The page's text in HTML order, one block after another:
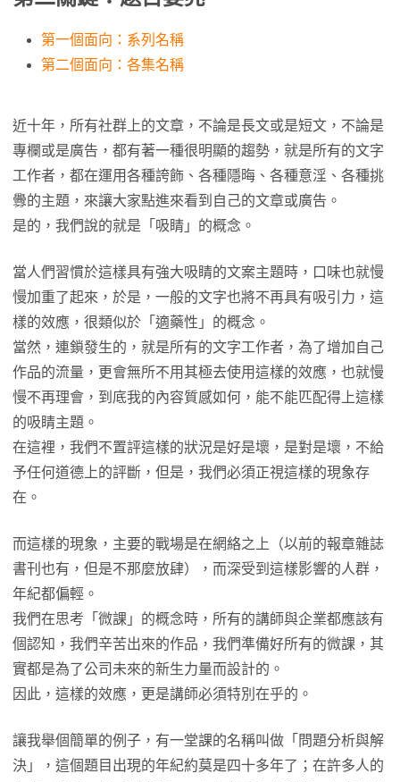
第一個面向：系列名稱
第二個面向：各集名稱
近十年，所有社群上的文章，不論是長文或是短文，不論是
專欄或是廣告，都有著一種很明顯的趨勢，就是所有的文字
工作者，都在運用各種誇飾、各種隱晦、各種意淫、各種挑
釁的主題，來讓大家點進來看到自己的文章或廣告。
是的，我們說的就是「吸睛」的概念。
當人們習慣於這樣具有強大吸睛的文案主題時，口味也就慢
慢加重了起來，於是，一般的文字也將不再具有吸引力，這
樣的效應，很類似於「適藥性」的概念。
當然，連鎖發生的，就是所有的文字工作者，為了增加自己
作品的流量，更會無所不用其極去使用這樣的效應，也就慢
慢不再理會，到底我的內容質感如何，能不能匹配得上這樣
的吸睛主題。
在這裡，我們不置評這樣的狀況是好是壞，是對是壞，不給
予任何道德上的評斷，但是，我們必須正視這樣的現象存
在。
而這樣的現象，主要的戰場是在網絡之上（以前的報章雜誌
書刊也有，但是不那麼放肆），而深受到這樣影響的人群，
年紀都偏輕。
我們在思考「微課」的概念時，所有的講師與企業都應該有
個認知，我們辛苦出來的作品，我們準備好所有的微課，其
實都是為了公司未來的新生力量而設計的。
因此，這樣的效應，更是講師必須特別在乎的。
讓我舉個簡單的例子，有一堂課的名稱叫做「問題分析與解
決」，這個題目出現的年紀約莫是四十多年了；在許多人的